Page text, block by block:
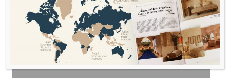
Bimestral
Periodicidade